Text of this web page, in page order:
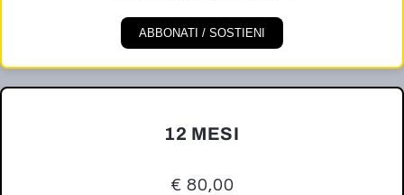
ABBONATI / SOSTIENI
12 MESI
€ 80,00